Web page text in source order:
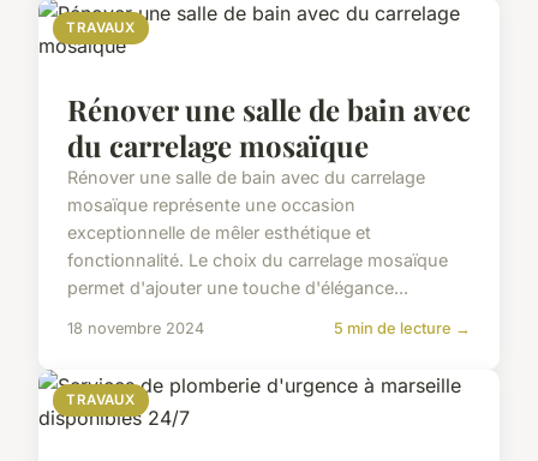
TRAVAUX
Rénover une salle de bain avec
du carrelage mosaïque
Rénover une salle de bain avec du carrelage
mosaïque représente une occasion
exceptionnelle de mêler esthétique et
fonctionnalité. Le choix du carrelage mosaïque
permet d'ajouter une touche d'élégance...
18 novembre 2024 5 min de lecture →
TRAVAUX